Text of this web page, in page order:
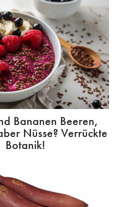
Bananen Beeren,
Nüsse? Verrückte
Botanik!